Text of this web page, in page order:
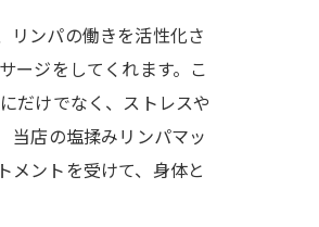
リンパの働きを活性化さ
ージをしてくれます。こ
だけでなく、ストレスや
当店の塩揉みリンパマッ
メントを受けて、身体と